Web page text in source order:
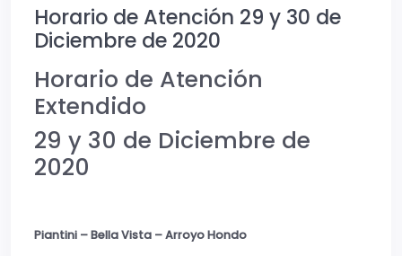
Horario de Atención 29 y 30 de
Diciembre de 2020
Horario de Atención
Extendido
29 y 30 de Diciembre de
2020
Piantini – Bella Vista – Arroyo Hondo